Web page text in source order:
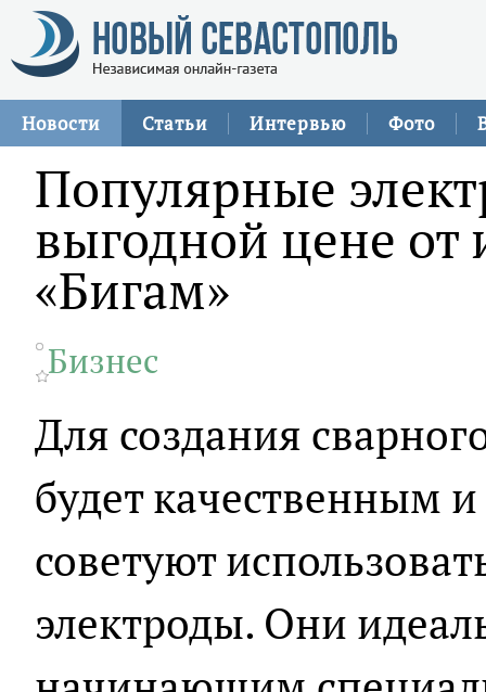
Новости Статьи Интервью Фото
Популярные
выгодной цене от
«Бигам»
Бизнес
Для создания
будет качественным
советуют
электроды. Они